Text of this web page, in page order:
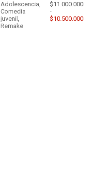
Adolescencia,
Comedia
juvenil ,
Remake
$11.000.000
-
$10.500.000